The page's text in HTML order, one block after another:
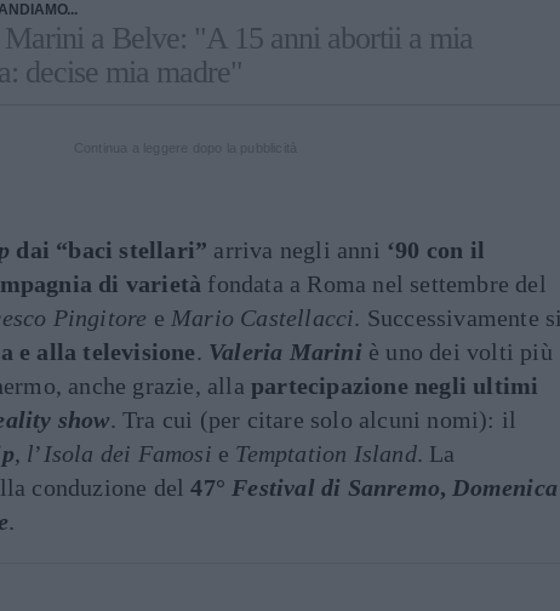
a Belve: "A 15 anni abortii a mia
decise mia madre"
dai “baci stellari” arriva negli anni ‘90 con il
di varietà fondata a Roma nel settembre del
Pingitore e Mario Castellacci. Successivamente si
e alla televisione. Valeria Marini è uno dei volti più
anche grazie, allapartecipazione negli ultimi
show. Tra cui (per citare solo alcuni nomi): il
, l’ Isola dei Famosi e Temptation Island. La
conduzione del47° Festival di Sanremo, Domenica
.